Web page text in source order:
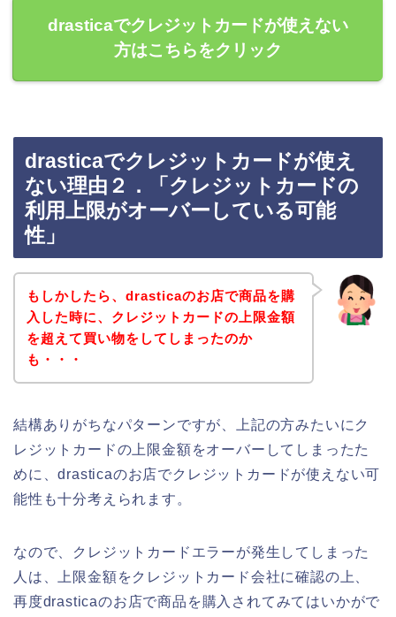
drasticaでクレジットカードが使えない
方はこちらをクリック
drasticaでクレジットカードが使え
ない理由２．「クレジットカードの
利用上限がオーバーしている可能
性」
もしかしたら、drasticaのお店で商品を購
入した時に、クレジットカードの上限金額
を超えて買い物をしてしまったのか
も・・・
結構ありがちなパターンですが、上記の方みたいにク
レジットカードの上限金額をオーバーしてしまったた
めに、drasticaのお店でクレジットカードが使えない可
能性も十分考えられます。
なので、クレジットカードエラーが発生してしまった
人は、上限金額をクレジットカード会社に確認の上、
再度drasticaのお店で商品を購入されてみてはいかがで